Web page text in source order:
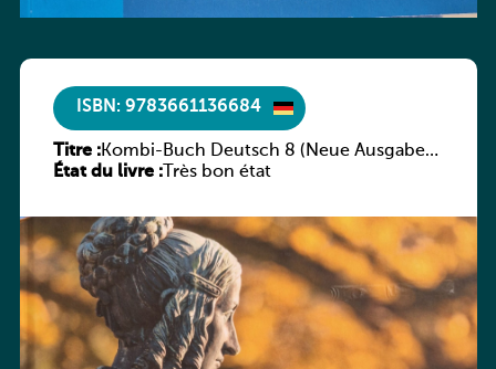
ISBN: 9783661136684
Titre :Kombi-Buch Deutsch 8 (Neue Ausgabe
Luxemburg)
État du livre :Très bon état